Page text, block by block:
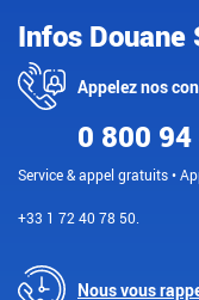
Infos Douane
Appelez nos
0 800
Service & appel gratuits •
+33 1 72 40 78 50.
Nous vous